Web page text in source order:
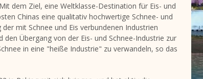
dem Ziel, eine Weltklasse-Destination für Eis- und
Chinas eine qualitativ hochwertige Schnee- und
mit Schnee und Eis verbundenen Industrien
Übergang von der Eis- und Schnee-Industrie zur
in eine "heiße Industrie" zu verwandeln, so das